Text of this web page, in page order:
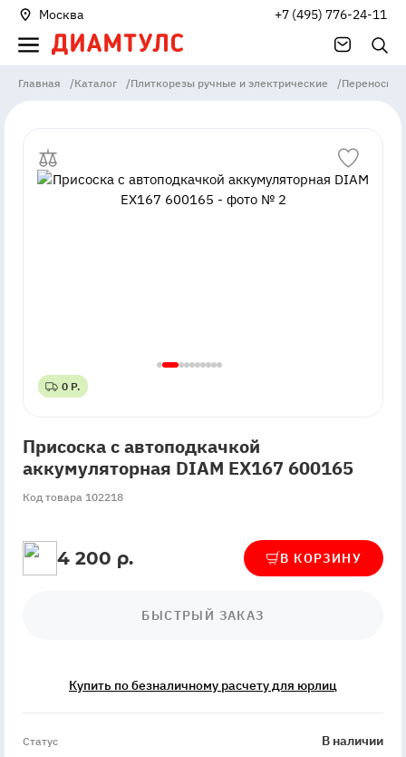
Москва +7 (495) 776-24-11
Главная /Каталог /Плиткорезы ручные и электрические /Переноски
0 Р.
0 Р.
Присоска с автоподкачкой
аккумуляторная DIAM EX167 600165
Код товара 102218
4 200 р. В КОРЗИНУ
БЫСТРЫЙ ЗАКАЗ
Купить по безналичному расчету для юрлиц
Статус В наличии